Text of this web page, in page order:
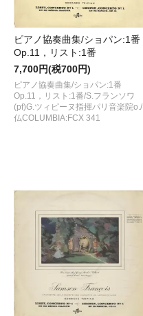
ピアノ協奏曲集/ショパン:1番
Op.11，リスト:1番
7,700円(税700円)
ピアノ協奏曲集/ショパン:1番
Op.11，リスト:1番/S.フランソワ
(pf)G.ツィピーヌ指揮パリ音楽院o./
仏COLUMBIA:FCX 341